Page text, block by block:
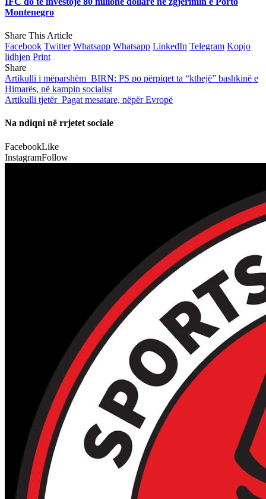
Montenegro
Share This Article
Facebook Twitter Whatsapp Whatsapp LinkedIn Telegram Kopjo
lidhjen Print
Share
Artikulli i mëparshëm BIRN: PS po përpiqet ta “kthejë” bashkinë e
Himarës, në kampin socialist
Artikulli tjetër Pagat mesatare, nëpër Evropë
Na ndiqni në rrjetet sociale
FacebookLike
InstagramFollow